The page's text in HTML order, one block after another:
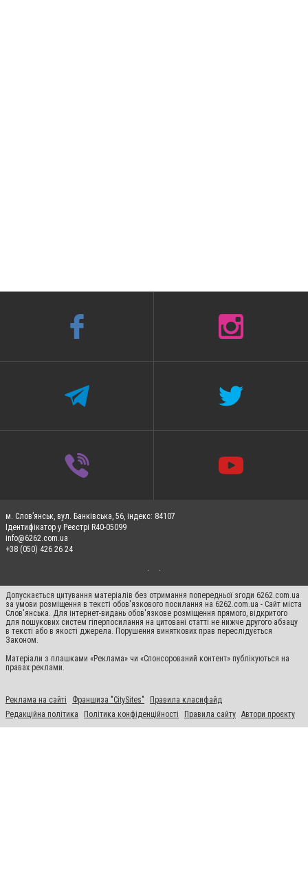
м. Слов’янськ, вул. Банківська, 56, індекс: 84107
Ідентифікатор у Реєстрі R40-05099
info@6262.com.ua
+38 (050) 426 26 24
Допускається цитування матеріалів без отримання попередньої згоди 6262.com.ua
за умови розміщення в тексті обов'язкового посилання на 6262.com.ua - Сайт міста
Слов'янська. Для інтернет-видань обов'язкове розміщення прямого, відкритого
для пошукових систем гіперпосилання на цитовані статті не нижче другого абзацу
в тексті або в якості джерела. Порушення виняткових прав переслідується
Законом.
Матеріали з плашками «Реклама» чи «Спонсорований контент» публікуються на
правах реклами.
Реклама на сайті Франшиза "CitySites"
Правила класифайд
Редакційна політика
Політика конфіденційності Правила сайту Автори проєкту